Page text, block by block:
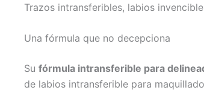
Trazos intransferibles, labios
Una fórmula que no decepciona
Su fórmula intransferible para
de labios intransferible para